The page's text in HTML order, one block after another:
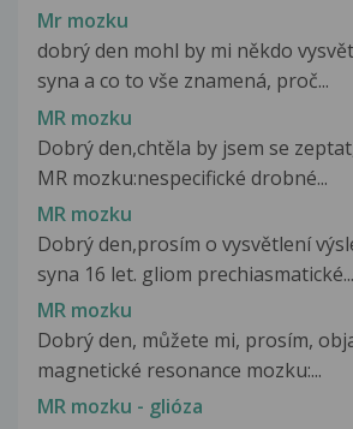
Mr mozku
dobrý den mohl by mi někdo
syna a co to vše znamená, proč...
MR mozku
Dobrý den,chtěla by jsem se
MR mozku:nespecifické drobné...
MR mozku
Dobrý den,prosím o vysvětlení
syna 16 let. gliom prechiasmatické...
MR mozku
Dobrý den, můžete mi, prosím,
magnetické resonance mozku:...
MR mozku - glióza